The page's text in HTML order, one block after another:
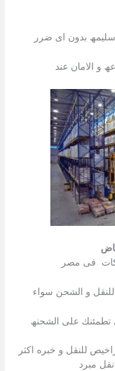
سلیمھ بدون اى ضرر
و الامان عند
فى مصر
للنقل و الشحن سواء
تطمئنك على الشحنھ
للنقل و خبره اكثر